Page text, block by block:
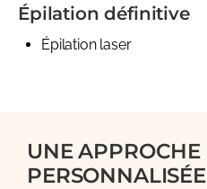
Épilation définitive
Épilation laser
UNE APPROCHE
PERSONNALISÉE